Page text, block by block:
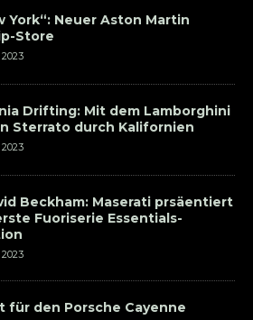
York“: Neuer Aston Martin
Store
Drifting: Mit dem Lamborghini
Sterrato durch Kalifornien
Beckham: Maserati prsäentiert
Fuoriserie Essentials-
für den Porsche Cayenne